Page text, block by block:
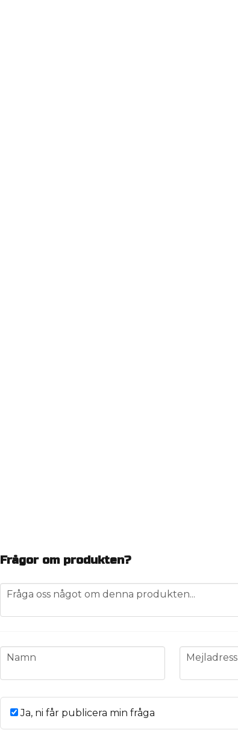
Frågor om produkten?
question
Fråga oss något om denna produkten...
name
Namn email
Mejladress
Ja, ni får publicera min fråga